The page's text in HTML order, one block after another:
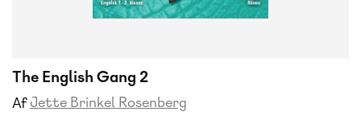
The English Gang 2
Af Jette Brinkel Rosenberg